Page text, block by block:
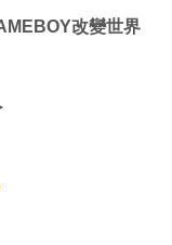
改變世界